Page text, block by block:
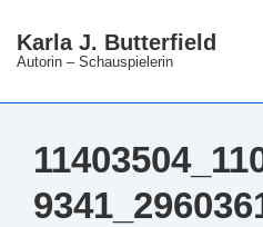
ZumKarla J. Butterfield
Autorin – Schauspielerin